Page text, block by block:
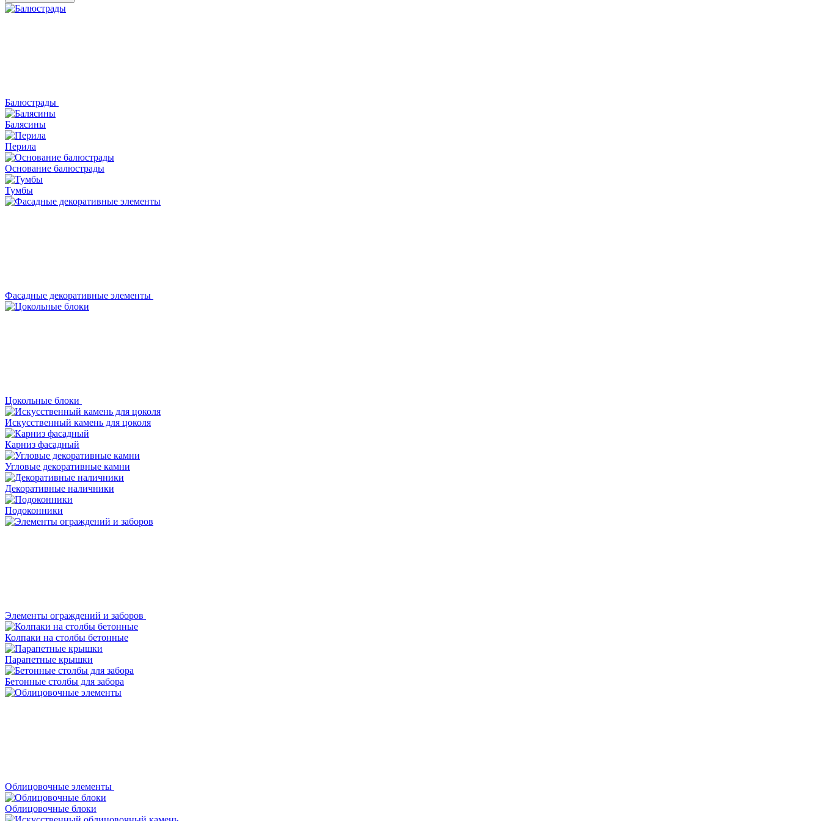
Балюстрады
Балясины
Перила
Основание балюстрады
Тумбы
Фасадные декоративные элементы
Цокольные блоки
Искусственный камень для цоколя
Карниз фасадный
Угловые декоративные камни
Декоративные наличники
Подоконники
Элементы ограждений и заборов
Колпаки на столбы бетонные
Парапетные крышки
Бетонные столбы для забора
Облицовочные элементы
Облицовочные блоки